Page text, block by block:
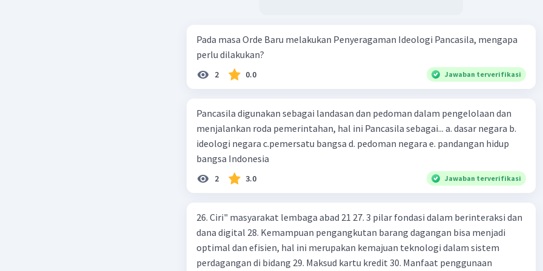
Penjelasan:
1. Tujuan internal Jepang menduduki Indonesia adalah untuk
memperoleh sumber daya alam dan sumber daya manusia yang
sebelumnya, Jepang saat itu sedang terlibat dalam Perang Dunia II
dan membutuhkan sumber daya tersebut untuk mendukung
peperangan mereka. Minyak jarak dan minyak bumi dari Indonesia
sangat penting bagi industri dan kampanye perang Jepang.
2. Tujuan eksternal Jepang menduduki Indonesia adalah untuk
dalam Perang Dunia II. Dengan menguasai Indonesia, Jepang dapat
mengendalikan sumber daya alam yang penting dan strategis, serta
memanfaatkan posisi geografis Indonesia yang strategis untuk
operasi militer mereka.
Pada masa Orde Baru melakukan Penyeragaman Ideologi Pancasila, mengapa
perlu dilakukan?
2 0.0 Jawaban terverifikasi
Pancasila digunakan sebagai landasan dan pedoman dalam pengelolaan dan
menjalankan roda pemerintahan, hal ini Pancasila sebagai... a. dasar negara b.
ideologi negara c.pemersatu bangsa d. pedoman negara e. pandangan hidup
bangsa Indonesia
2 3.0 Jawaban terverifikasi
26. Ciri" masyarakat lembaga abad 21 27. 3 pilar fondasi dalam berinteraksi dan
dana digital 28. Kemampuan pengangkutan barang dagangan bisa menjadi
optimal dan efisien, hal ini merupakan kemajuan teknologi dalam sistem
perdagangan di bidang 29. Maksud kartu kredit 30. Manfaat penggunaan